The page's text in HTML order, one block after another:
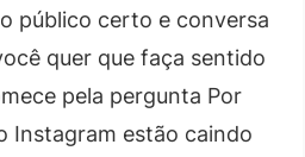
público certo e conversa
quer que faça sentido
pela pergunta Por
Instagram estão caindo